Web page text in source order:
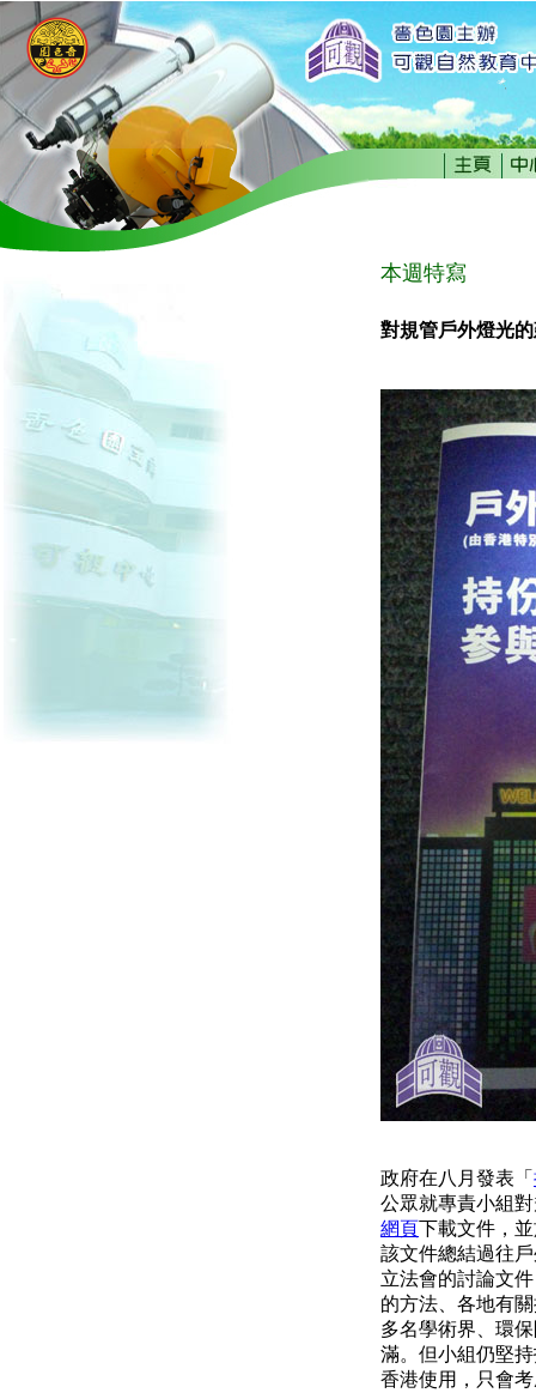
本週特寫
對規管戶外燈光
政府在八月發表「
公眾就專責小組
網頁下載文件，
該文件總結過往
立法會的討論文
的方法、各地有
多名學術界、環
滿。但小組仍堅
香港使用，只會